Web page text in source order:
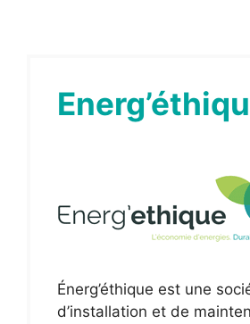
Énerg’éthique est une
d’installation et de